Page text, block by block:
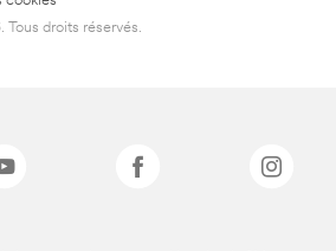
droits réservés.